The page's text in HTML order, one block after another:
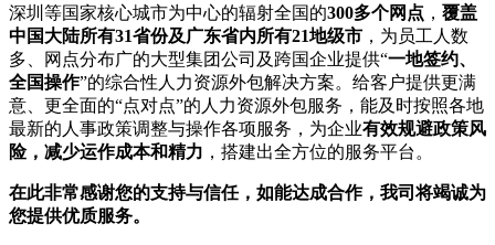
深圳等国家核心城市为中心的辐射全国的300多个网点 ， 覆盖
中国大陆所有31省份及广东省内所有21地级市 ，为员工人数
多、网点分布广的大型集团公司及跨国企业提供“一地签约、
全国操作”的综合性人力资源外包解决方案。给客户提供更满
意、更全面的“点对点”的人力资源外包服务，能及时按照各地
最新的人事政策调整与操作各项服务，为企业有效规避政策风
险，减少运作成本和精力 ，搭建出全方位的服务平台。
在此非常感谢您的支持与信任，如能达成合作，我司将竭诚为
您提供优质服务。